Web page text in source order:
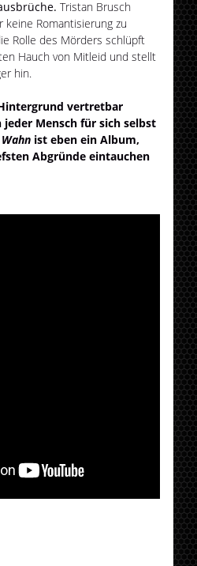
Tristan Brusch
Romantisierung zu
Rolle des Mörders schlüpft
Hauch von Mitleid und stellt
hin.
vertretbar
Mensch für sich selbst
ist eben ein Album,
Abgründe eintauchen